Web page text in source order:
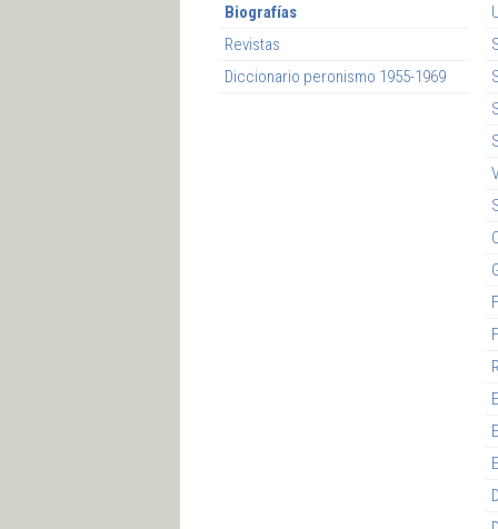
Biografías
Revistas
Diccionario peronismo 1955-1969